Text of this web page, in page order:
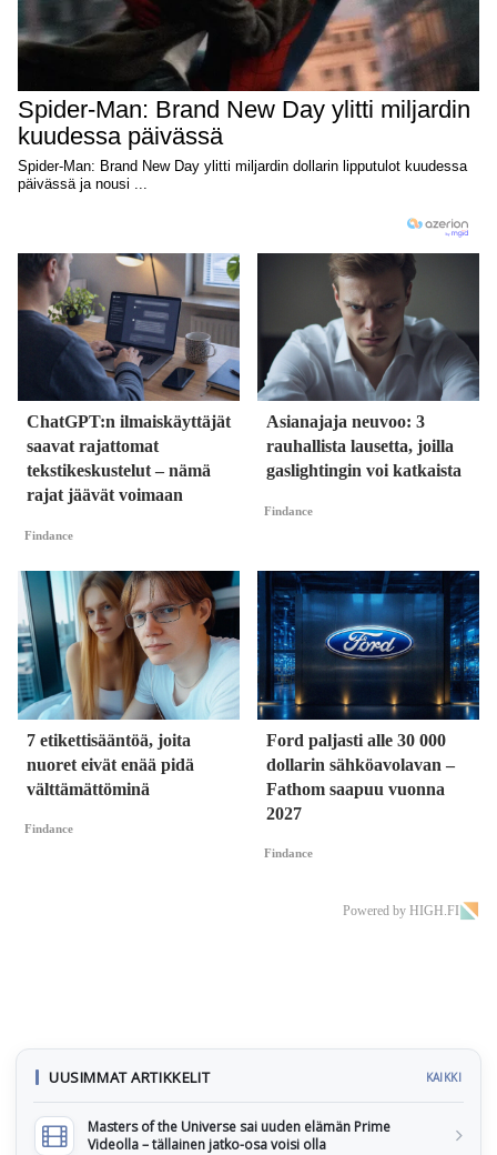
ChatGPT:n ilmaiskäyttäjät
saavat rajattomat
tekstikeskustelut – nämä
rajat jäävät voimaan
Findance
Asianajaja neuvoo: 3
rauhallista lausetta, joilla
gaslightingin voi katkaista
Findance
7 etikettisääntöä, joita
nuoret eivät enää pidä
välttämättöminä
Findance
Ford paljasti alle 30 000
dollarin sähköavolavan –
Fathom saapuu vuonna
2027
Findance
Powered by HIGH.FI
UUSIMMAT ARTIKKELIT KAIKKI
Masters of the Universe sai uuden elämän Prime
Videolla – tällainen jatko-osa voisi olla